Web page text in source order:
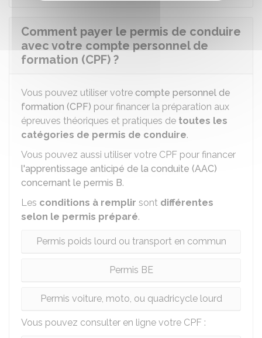
Comment payer le permis de conduire
avec votre compte personnel de
formation (CPF) ?
Vous pouvez utiliser votre compte personnel de
formation (CPF) pour financer la préparation aux
épreuves théoriques et pratiques de toutes les
catégories de permis de conduire.
Vous pouvez aussi utiliser votre CPF pour financer
l'apprentissage anticipé de la conduite (AAC)
concernant le permis B.
Les conditions à remplir sont différentes
selon le permis préparé.
Permis poids lourd ou transport en commun
Permis BE
Permis voiture, moto, ou quadricycle lourd
Vous pouvez consulter en ligne votre CPF :